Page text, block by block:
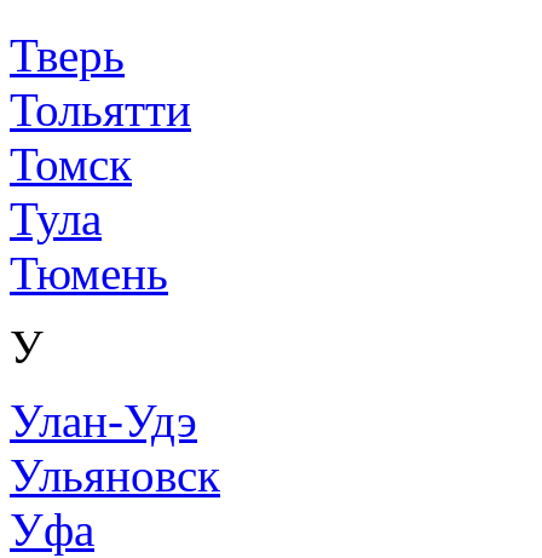
Тверь
Тольятти
Томск
Тула
Тюмень
У
Улан-Удэ
Ульяновск
Уфа